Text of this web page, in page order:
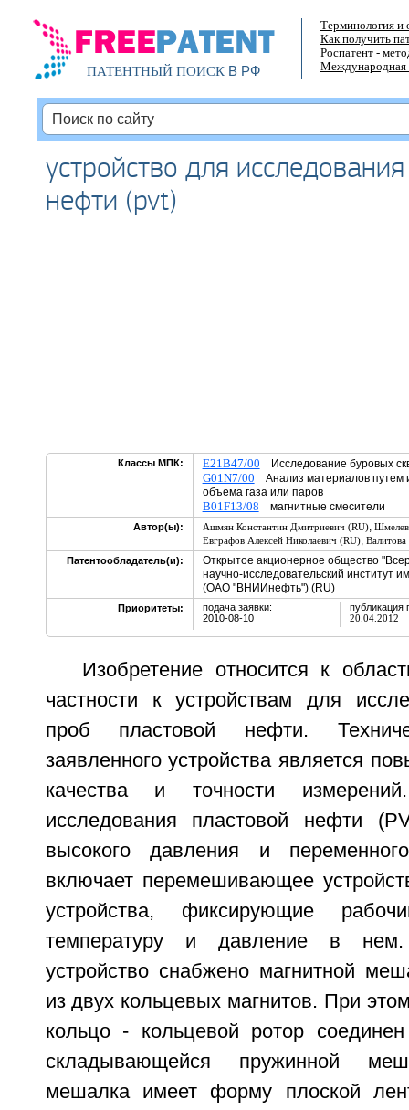
ПАТЕНТНЫЙ ПОИСКВ РФ
Терминология и
Как получить
Роспатент -
Международная
устройство для
нефти (pvt)
Классы МПК: E21B47/00 Исследование буровых
G01N7/00 Анализ материалов путем
объема газа или паров
B01F13/08 магнитные смесители
Автор(ы): Ашмян Константин Дмитриевич (RU),
Евграфов Алексей Николаевич (RU),
Патентообладатель(и):
Открытое акционерное общество
научно-исследовательский институт
(ОАО "ВНИИнефть") (RU)
Приоритеты:
подача заявки:
2010-08-10
публикация
20.04.2012
Изобретение относится к
частности к устройствам для
проб пластовой нефти.
заявленного устройства является
качества и точности
исследования пластовой нефти
высокого давления и
включает перемешивающее
устройства, фиксирующие
температуру и давление в
устройство снабжено магнитной
из двух кольцевых магнитов. При
кольцо - кольцевой ротор
складывающейся пружинной
мешалка имеет форму плоской